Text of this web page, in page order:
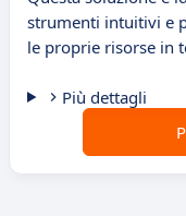
strumenti intuitivi e
le proprie risorse in
Più dettagli